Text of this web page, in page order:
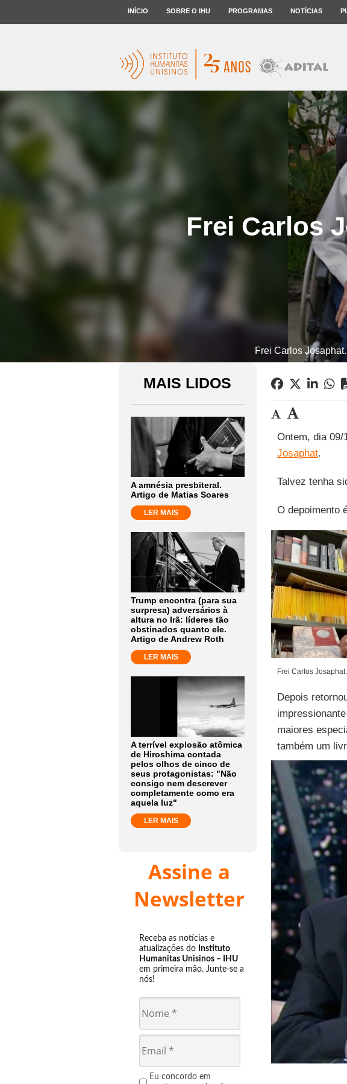
INÍCIO SOBRE O IHU PROGRAMAS NOTÍCIAS
Frei Carlos
Frei Carlos
MAIS LIDOS
A amnésia presbiteral.
Artigo de Matias Soares
LER MAIS
Trump encontra (para sua
surpresa) adversários à
altura no Irã: líderes tão
obstinados quanto ele.
Artigo de Andrew Roth
LER MAIS
A terrível explosão atômica
de Hiroshima contada
pelos olhos de cinco de
seus protagonistas: "Não
consigo nem descrever
completamente como era
aquela luz"
LER MAIS
Assine a
Newsletter
Receba as notícias e
atualizações do Instituto
Humanitas Unisinos – IHU
em primeira mão. Junte-se a
nós!
Eu concordo em
Ontem, dia 09/
Josaphat.
Talvez tenha
O depoimento
Frei Carlos
Depois
maiores
também um